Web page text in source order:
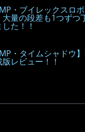
・ブイレックスロ
大量の段差も1つずつ
た！！
・タイムシャドウ
版レビュー！！